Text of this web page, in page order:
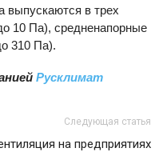
выпускаются в трех
10 Па), средненапорные
310 Па).
Русклимат
Следующая статья
на предприятиях